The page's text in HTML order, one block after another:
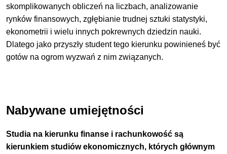
skomplikowanych obliczeń na liczbach, analizowanie
rynków finansowych, zgłębianie trudnej sztuki statystyki,
ekonometrii i wielu innych pokrewnych dziedzin nauki.
Dlatego jako przyszły student tego kierunku powinieneś być
gotów na ogrom wyzwań z nim związanych.
Nabywane umiejętności
Studia na kierunku finanse i rachunkowość są
kierunkiem studiów ekonomicznych, których głównym